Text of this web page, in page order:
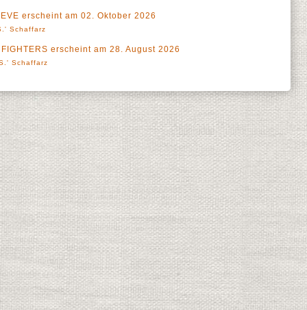
erscheint am 02. Oktober 2026
Schaffarz
erscheint am 28. August 2026
Schaffarz